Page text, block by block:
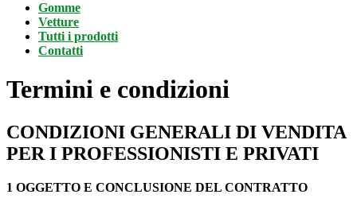
Gomme
Vetture
Tutti i prodotti
Contatti
Termini e condizioni
CONDIZIONI GENERALI DI VENDITA
PER I PROFESSIONISTI E PRIVATI
1 OGGETTO E CONCLUSIONE DEL CONTRATTO